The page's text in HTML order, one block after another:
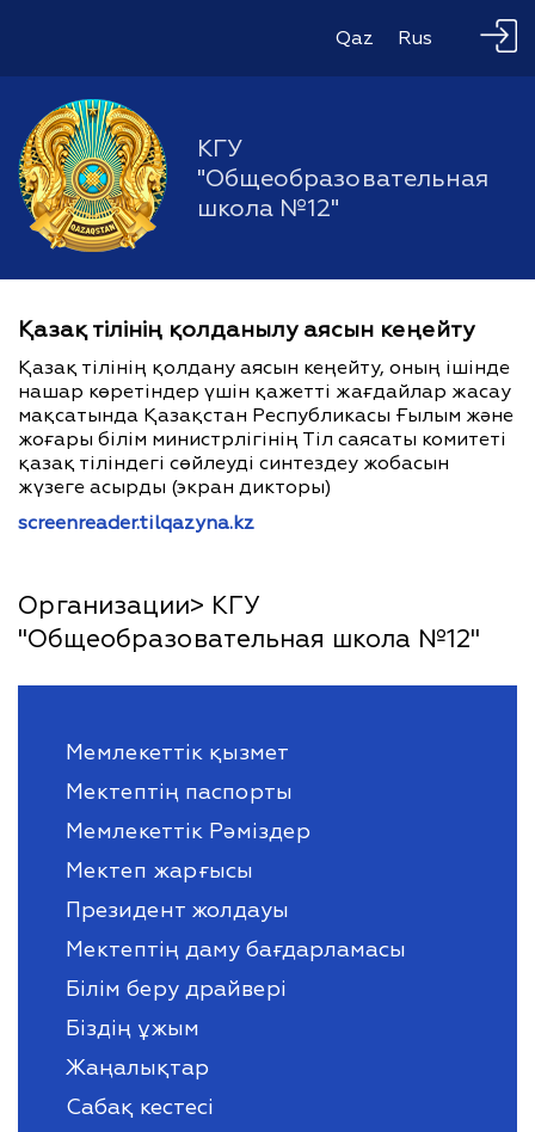
Qaz Rus
КГУ
"Общеобразовательная
школа №12"
Қазақ тілінің қолданылу аясын кеңейту
Қазақ тілінің қолдану аясын кеңейту, оның ішінде
нашар көретіндер үшін қажетті жағдайлар жасау
мақсатында Қазақстан Республикасы Ғылым және
жоғары білім министрлігінің Тіл саясаты комитеті
қазақ тіліндегі сөйлеуді синтездеу жобасын
жүзеге асырды (экран дикторы)
screenreader.tilqazyna.kz
Организации> КГУ
"Общеобразовательная школа №12"
Мемлекеттік қызмет
Мектептің паспорты
Мемлекеттік Рәміздер
Мектеп жарғысы
Президент жолдауы
Мектептің даму бағдарламасы
Білім беру драйвері
Біздің ұжым
Жаңалықтар
Сабақ кестесі